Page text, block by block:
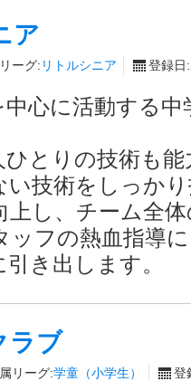
ア
ーグ: リトルシニア 登録日
心に活動する
ひとりの技術も
い技術をしっか
上し、チーム全
ッフの熱血指導
き出します。
ラブ
リーグ:学童（小学生） 登